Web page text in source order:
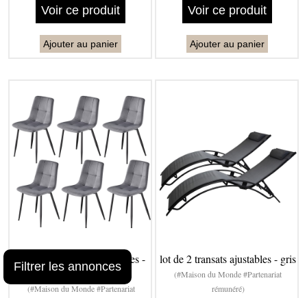
Voir ce produit
Ajouter au panier
Voir ce produit
Ajouter au panier
lot de 6 chaises rembourrées -
gris
(#Maison du Monde #Partenariat
lot de 2 transats ajustables - gris
(#Maison du Monde #Partenariat
rémunéré)
Filtrer les annonces